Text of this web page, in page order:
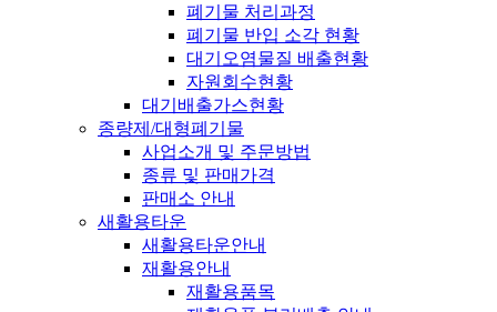
폐기물 처리과정
폐기물 반입 소각 현황
대기오염물질 배출현황
자원회수현황
대기배출가스현황
종량제/대형폐기물
사업소개 및 주문방법
종류 및 판매가격
판매소 안내
새활용타운
새활용타운안내
재활용안내
재활용품목